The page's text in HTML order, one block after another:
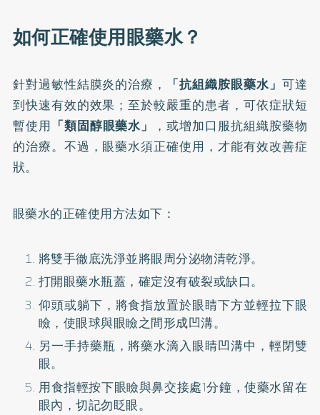
如何正確使用眼藥水？
針對過敏性結膜炎的治療， 「抗組織胺眼藥水」 可達
到快速有效的效果；至於較嚴重的患者，可依症狀短
暫使用 「類固醇眼藥水」
，或增加口服抗組織胺藥物
的治療。不過，眼藥水須正確使用，才能有效改善症
狀。
眼藥水的正確使用方法如下：
將雙手徹底洗淨並將眼周分泌物清乾淨。
打開眼藥水瓶蓋，確定沒有破裂或缺口。
仰頭或躺下，將食指放置於眼睛下方並輕拉下眼
瞼，使眼球與眼瞼之間形成凹溝。
另一手持藥瓶，將藥水滴入眼睛凹溝中，輕閉雙
眼。
用食指輕按下眼瞼與鼻交接處1分鐘，使藥水留在
眼內，切記勿眨眼。